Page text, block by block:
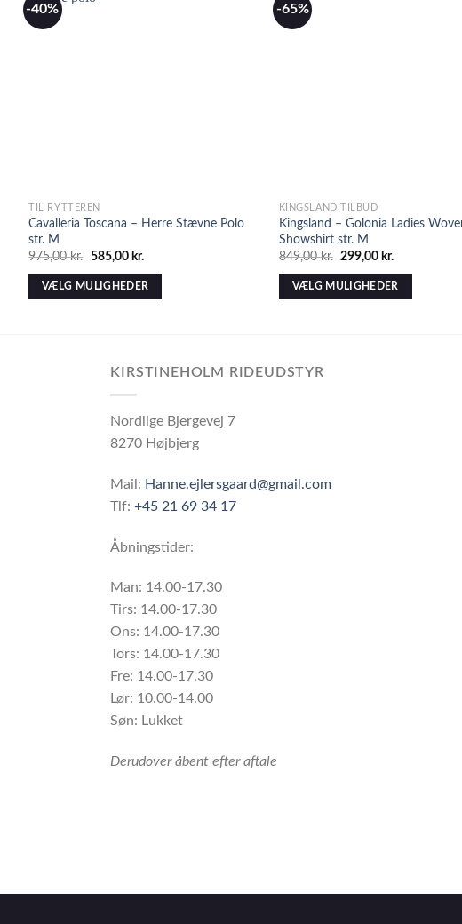
-40%
TIL RYTTEREN
Cavalleria Toscana – Herre Stævne Polo
str. M
975,00kr. 585,00 kr.
VÆLG MULIGHEDER
-65%
KINGSLAND TILBUD
Kingsland – Golonia Ladies
Showshirt str. M
849,00kr. 299,00 kr.
VÆLG MULIGHEDER
KIRSTINEHOLM RIDEUDSTYR
Nordlige Bjergevej 7
8270 Højbjerg
Mail: Hanne.ejlersgaard@gmail.com
Tlf:+45 21 69 34 17
Åbningstider:
Man: 14.00-17.30
Tirs: 14.00-17.30
Ons: 14.00-17.30
Tors: 14.00-17.30
Fre: 14.00-17.30
Lør: 10.00-14.00
Søn: Lukket
Derudover åbent efter aftale